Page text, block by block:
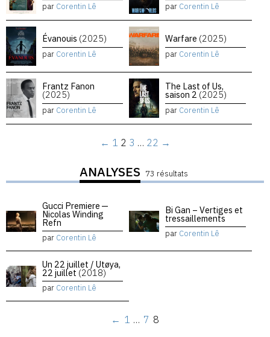
par Corentin Lê par Corentin Lê
Évanouis (2025)
par Corentin Lê
Warfare (2025)
par Corentin Lê
Frantz Fanon
(2025)
par Corentin Lê
The Last of Us,
saison 2 (2025)
par Corentin Lê
← 1 2 3 … 22 →
ANALYSES 73 résultats
Gucci Premiere —
Nicolas Winding
Refn
par Corentin Lê
Bi Gan – Vertiges et
tressaillements
par Corentin Lê
Un 22 juillet / Utøya,
22 juillet (2018)
par Corentin Lê
← 1 … 7 8